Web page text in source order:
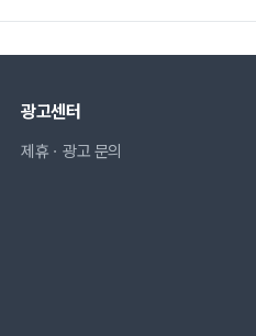
광고센터
제휴ㆍ광고 문의